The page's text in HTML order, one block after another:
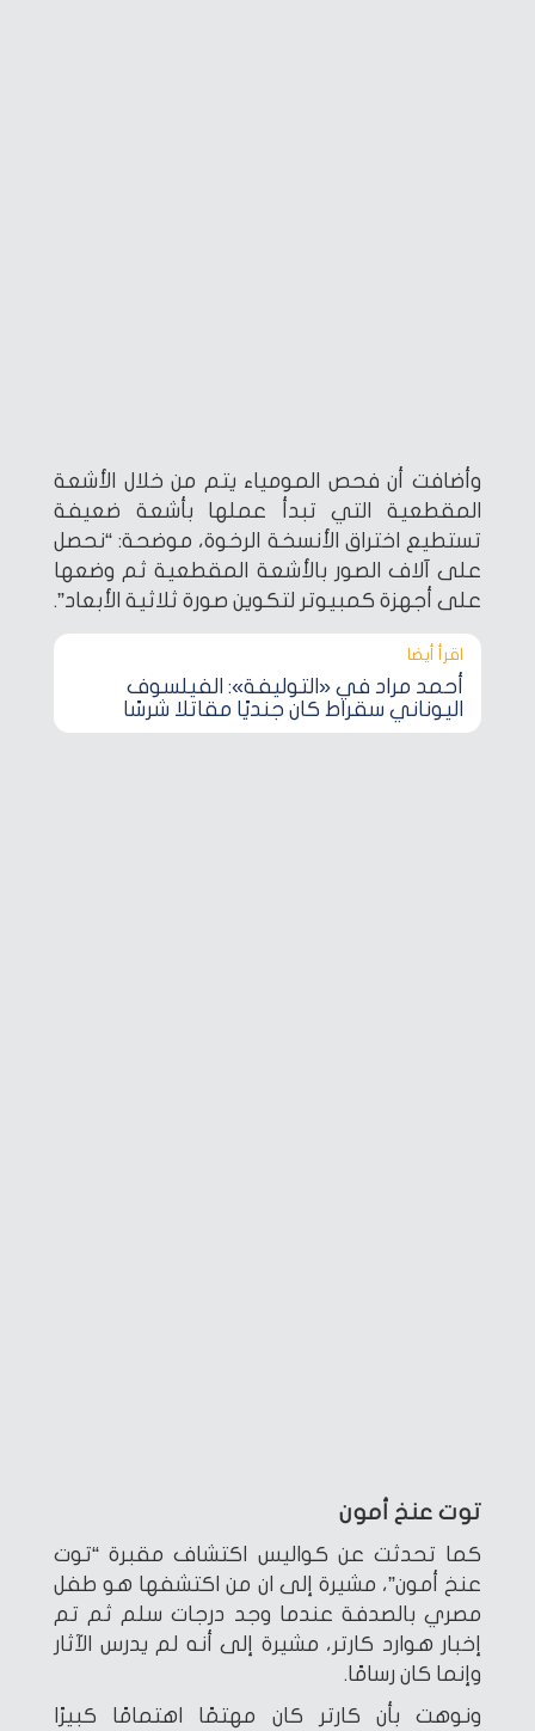
وأضافت أن فحص المومياء يتم من خلال الأشعة
المقطعية التي تبدأ عملها بأشعة ضعيفة
تستطيع اختراق الأنسخة الرخوة، موضحة: “نحصل
على آلاف الصور بالأشعة المقطعية ثم وضعها
على أجهزة كمبيوتر لتكوين صورة ثلاثية الأبعاد”.
اقرأ أيضا‎
أحمد مراد في «التوليفة»: الفيلسوف
اليوناني سقراط كان جنديًا مقاتلا شرسًا
توت عنخ أمون
كما تحدثت عن كواليس اكتشاف مقبرة “توت
عنخ أمون”، مشيرة إلى ان من اكتشفها هو طفل
مصري بالصدفة عندما وجد درجات سلم ثم تم
إخبار هوارد كارتر، مشيرة إلى أنه لم يدرس الآثار
وإنما كان رسامًا.
ونوهت بأن كارتر كان مهتمًا اهتمامًا كبيرًا